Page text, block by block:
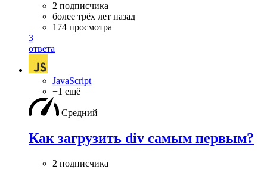
2 подписчика
более трёх лет назад
174 просмотра
3
ответа
JavaScript
+1 ещё
Средний
Как загрузить div самым первым?
2 подписчика